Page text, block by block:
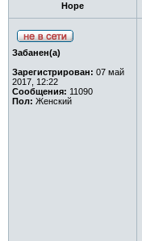
Hope
Забанен(а)
Зарегистрирован: 07 май
2017, 12:22
Сообщения: 11090
Пол: Женский